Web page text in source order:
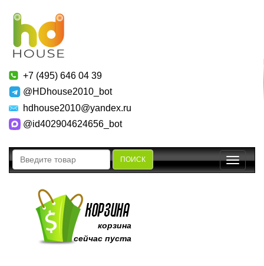
+7 (495) 646 04 39
@HDhouse2010_bot
hdhouse2010@yandex.ru
@id402904624656_bot
ПОИСК
Toggle
корзина
сейчас пуста